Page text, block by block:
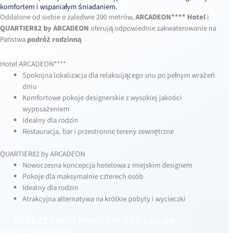
komfortem i wspaniałym śniadaniem.
Oddalone od siebie o zaledwie 200 metrów,ARCADEON**** Hoteli
QUARTIER82 by ARCADEONoferują odpowiednie zakwaterowanie na
Państwapodróż rodzinną
Hotel ARCADEON****
Spokojna lokalizacja dla relaksującego snu po pełnym wrażeń
dniu
Komfortowe pokoje designerskie z wysokiej jakości
wyposażeniem
Idealny dla rodzin
Restauracja, bar i przestronne tereny zewnętrzne
QUARTIER82 by ARCADEON
Nowoczesna koncepcja hotelowa z miejskim designem
Pokoje dla maksymalnie czterech osób
Idealny dla rodzin
Atrakcyjna alternatywa na krótkie pobyty i wycieczki